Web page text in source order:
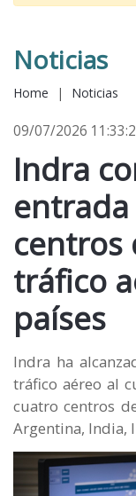
Noticias
Home | Noticias
09/07/2026
Indra
centros
tráfico
países
Indra ha
tráfico aéreo al
cuatro centros
Argentina, India,